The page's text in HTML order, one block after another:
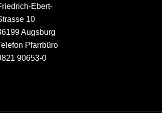
Ebert-
10
Augsburg
Pfarrbüro
90653-0